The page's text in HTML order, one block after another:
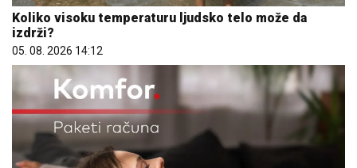
Koliko visoku temperaturu ljudsko telo može da
izdrži?
05. 08. 2026 14:12